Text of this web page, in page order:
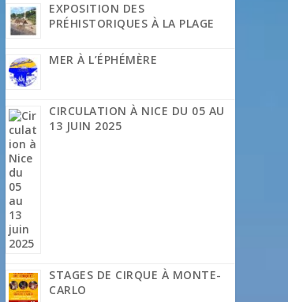
EXPOSITION DES
PRÉHISTORIQUES À LA PLAGE
MER À L’ÉPHÉMÈRE
CIRCULATION À NICE DU 05 AU
13 JUIN 2025
STAGES DE CIRQUE À MONTE-
CARLO